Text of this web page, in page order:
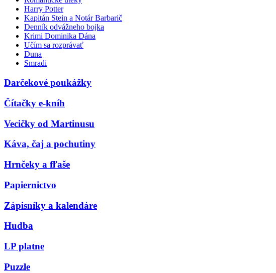
Harry Potter
Kapitán Stein a Notár Barbarič
Denník odvážneho bojka
Krimi Dominika Dána
Učím sa rozprávať
Duna
Smradi
Darčekové poukážky
Čítačky e-kníh
Vecičky od Martinusu
Káva, čaj a pochutiny
Hrnčeky a fľaše
Papiernictvo
Zápisníky a kalendáre
Hudba
LP platne
Puzzle